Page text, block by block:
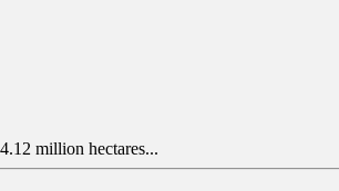
million hectares...